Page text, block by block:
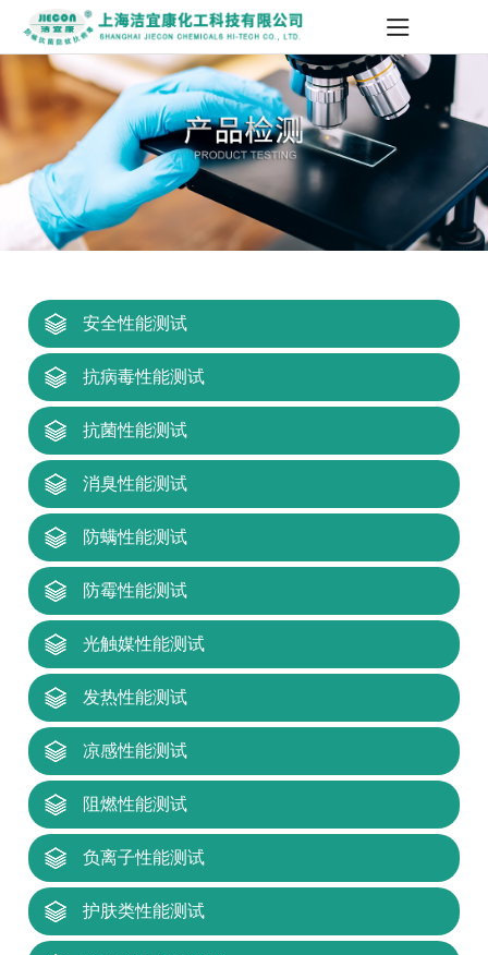
安全性能测试
抗病毒性能测试
抗菌性能测试
消臭性能测试
防螨性能测试
防霉性能测试
光触媒性能测试
发热性能测试
凉感性能测试
阻燃性能测试
负离子性能测试
护肤类性能测试